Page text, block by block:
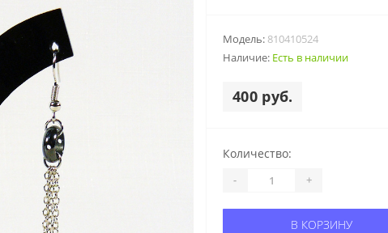
Модель: 810410524
Наличие: Есть в наличии
400 руб.
Количество:
- +
В КОРЗИНУ